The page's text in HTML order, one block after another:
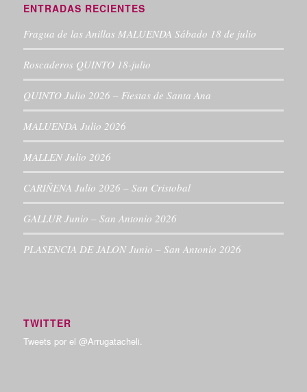
ENTRADAS RECIENTES
Fragua de las Anillas MALUENDA Sábado 18 de julio
Roscaderos QUINTO 18-julio
QUINTO Julio 2026 – Fiestas de Santa Ana
MALUENDA Julio 2026
MALLEN Julio 2026
CARIÑENA Julio 2026 – San Cristobal
GALLUR Junio – San Antonio 2026
PLASENCIA DE JALON Junio – San Antonio 2026
TWITTER
Tweets por el @Arrugatacheli.